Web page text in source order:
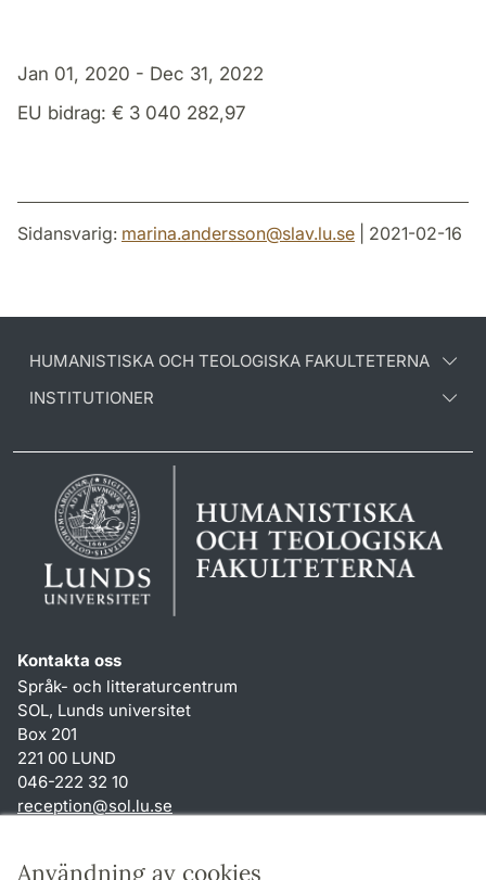
Användning av cookies
Jan 01, 2020 - Dec 31, 2022
EU bidrag: € 3 040 282,97
Sidansvarig: marina.andersson@slav.lu.se | 2021-02-16
HUMANISTISKA OCH TEOLOGISKA FAKULTETERNA
INSTITUTIONER
Kontakta oss
Språk- och litteraturcentrum
SOL, Lunds universitet
Box 201
221 00 LUND
046-222 32 10
reception@sol.lu.se
Genvägar